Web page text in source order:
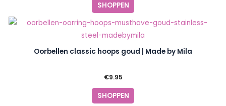
SHOPPEN
Oorbellen classic hoops goud | Made by Mila
€9.95
SHOPPEN